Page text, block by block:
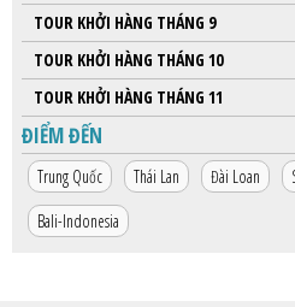
TOUR KHỞI HÀNG THÁNG 9
TOUR KHỞI HÀNG THÁNG 10
TOUR KHỞI HÀNG THÁNG 11
ĐIỂM ĐẾN
Trung Quốc Thái Lan Đài Loan
Bali-Indonesia